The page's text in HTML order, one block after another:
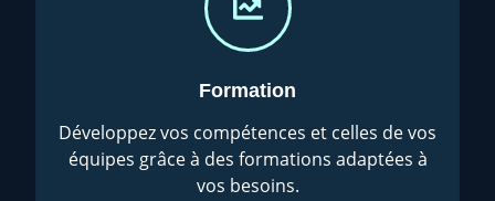
Formation
Développez vos compétences et celles de vos
équipes grâce à des formations adaptées à
vos besoins.